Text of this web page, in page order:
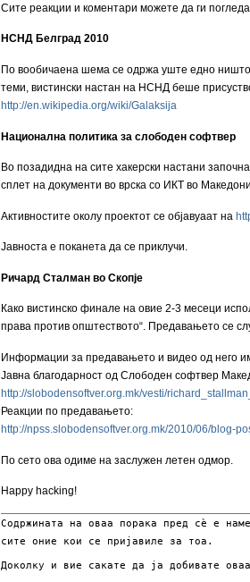
Сите реакции и коментари можете да ги
НСНД Белград 2010
По вообичаена шема се одржа уште едно ништо
теми, вистински настан на НСНД беше
http://en.wikipedia.org/wiki/Galaksija
Национална политика за слободен софтвер
Во позадидна на сите хакерски настани
сплет на документи во врска со ИКТ во
Активностите околу проектот се објавуаат на
Јавноста е поканета да се приклучи.
Ричард Сталман во Скопје
Како вистинско финале на овие 2-3 месеци
права против општеството“. Предавањето се
Информации за предавањето и видео од него
Јавна благодарност од Слободен софтвер
http://slobodensoftver.org.mk/vesti/
Реакции по предавањето:
http://npss.slobodensoftver.org.mk/2010/06/blog-
По сето ова одиме на заслужен летен одмор.
Happy hacking!
Содржината на оваа порака пред сѐ е
сите оние кои се пријавиле за тоа.
Доколку и вие сакате да ја добивате